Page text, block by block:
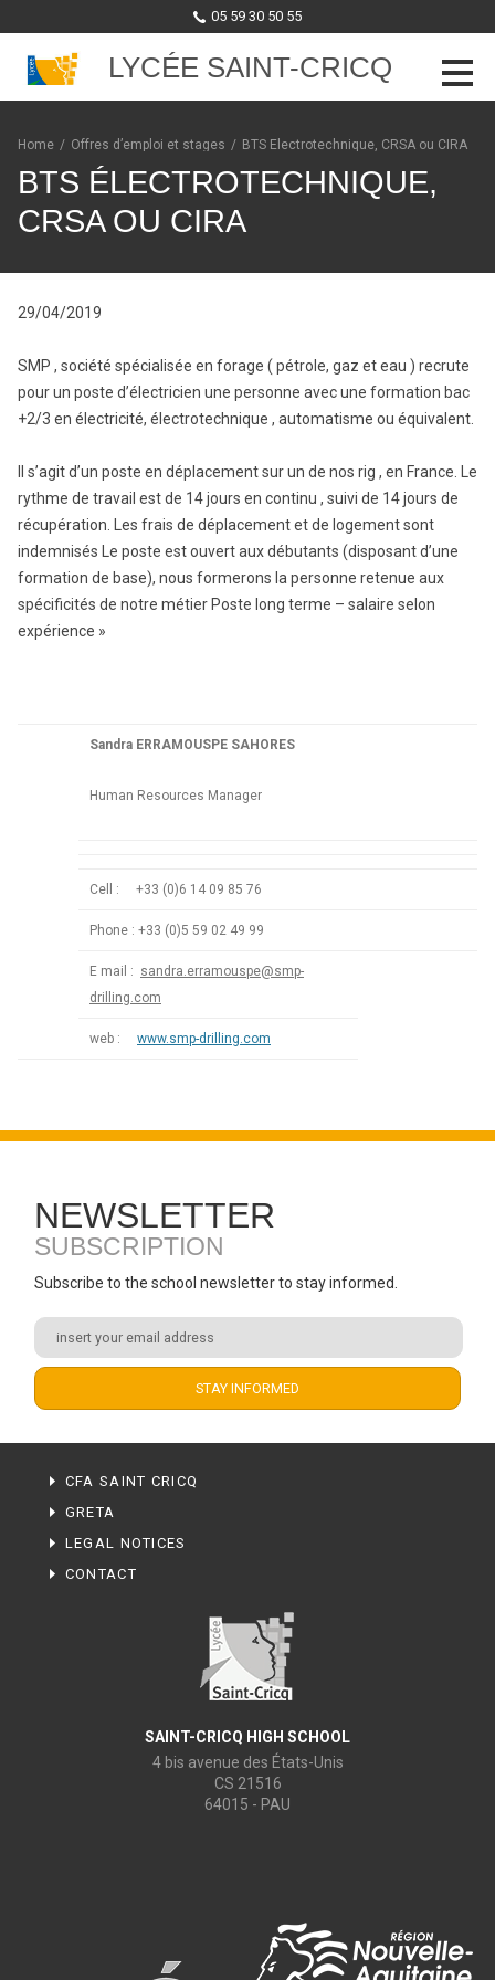
05 59 30 50 55
LYCÉE SAINT-CRICQ
Skip to content
Home / Offres d’emploi et stages / BTS Électrotechnique, CRSA ou CIRA
BTS ÉLECTROTECHNIQUE,
CRSA OU CIRA
29/04/2019
SMP , société spécialisée en forage ( pétrole, gaz et eau ) recrute
pour un poste d’électricien une personne avec une formation bac
+2/3 en électricité, électrotechnique , automatisme ou équivalent.
Il s’agit d’un poste en déplacement sur un de nos rig , en France. Le
rythme de travail est de 14 jours en continu , suivi de 14 jours de
récupération. Les frais de déplacement et de logement sont
indemnisés Le poste est ouvert aux débutants (disposant d’une
formation de base), nous formerons la personne retenue aux
spécificités de notre métier Poste long terme – salaire selon
expérience »
Sandra ERRAMOUSPE SAHORES
Human Resources Manager
Cell : +33 (0)6 14 09 85 76
Phone : +33 (0)5 59 02 49 99
E mail : sandra.erramouspe@smp-
drilling.com
web : www.smp-drilling.com
NEWSLETTER
SUBSCRIPTION
Subscribe to the school newsletter to stay informed.
CFA SAINT CRICQ
GRETA
LEGAL NOTICES
CONTACT
SAINT-CRICQ HIGH SCHOOL
4 bis avenue des États-Unis
CS 21516
64015 - PAU